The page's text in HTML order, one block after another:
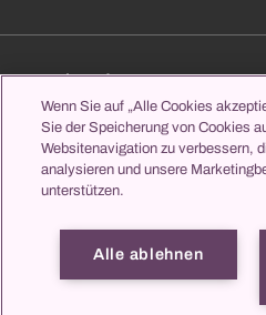
Zuweisende
Jobs & Karriere
Lernen & Studieren
Wenn Sie auf „Alle Cookies
Sie der Speicherung von Cookies
Websitenavigation zu verbessern,
analysieren und unsere
unterstützen.
Alle ablehnen